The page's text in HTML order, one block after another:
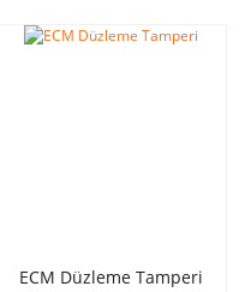
ECM Düzleme Tamperi